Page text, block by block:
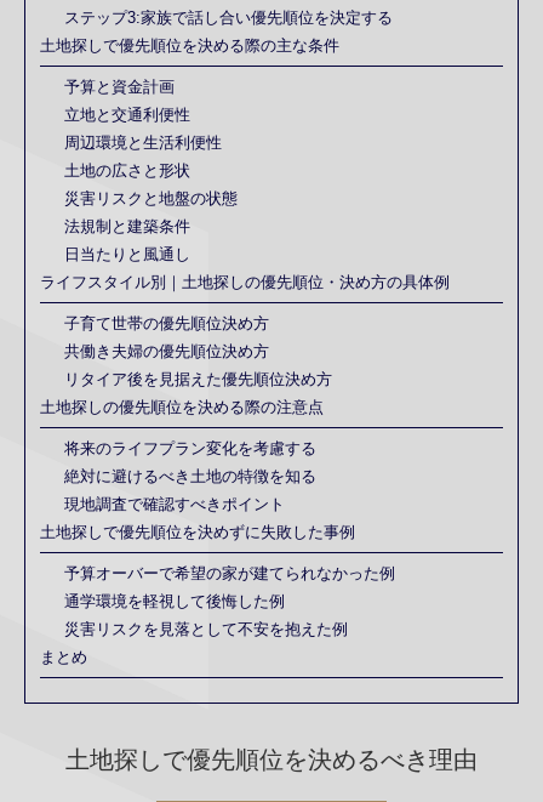
ステップ3:家族で話し合い優先順位を決定する
土地探しで優先順位を決める際の主な条件
予算と資金計画
立地と交通利便性
周辺環境と生活利便性
土地の広さと形状
災害リスクと地盤の状態
法規制と建築条件
日当たりと風通し
ライフスタイル別｜土地探しの優先順位・決め方の具体例
子育て世帯の優先順位決め方
共働き夫婦の優先順位決め方
リタイア後を見据えた優先順位決め方
土地探しの優先順位を決める際の注意点
将来のライフプラン変化を考慮する
絶対に避けるべき土地の特徴を知る
現地調査で確認すべきポイント
土地探しで優先順位を決めずに失敗した事例
予算オーバーで希望の家が建てられなかった例
通学環境を軽視して後悔した例
災害リスクを見落として不安を抱えた例
まとめ
土地探しで優先順位を決めるべき理由